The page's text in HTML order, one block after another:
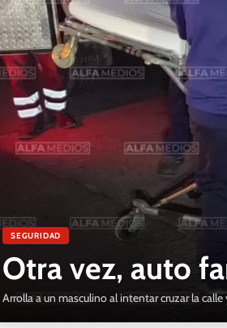
SEGURIDAD
Otra vez, auto
Arrolla a un masculino al intentar cruzar la